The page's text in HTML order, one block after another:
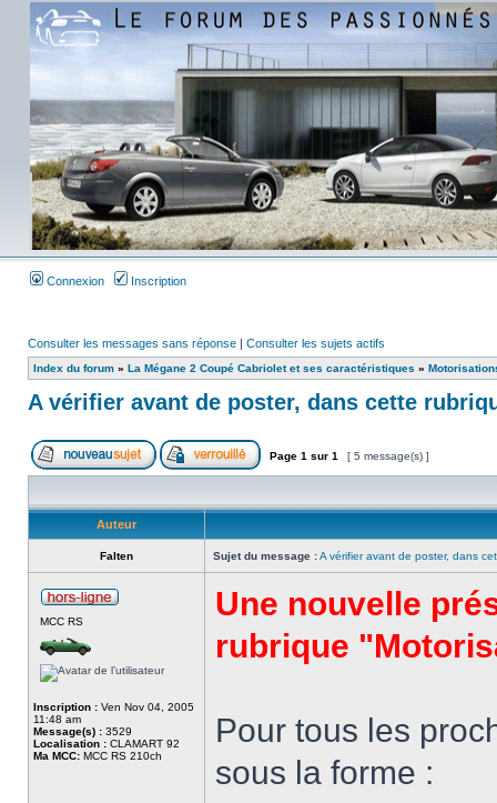
Connexion Inscription
Consulter les messages sans réponse | Consulter les sujets actifs
Index du forum » La Mégane 2 Coupé Cabriolet et ses caractéristiques »
A vérifier avant de poster, dans cette
Page 1 sur 1 [ 5 message(s) ]
Auteur
Falten Sujet du message :A vérifier avant de poster, dans
MCC RS
Inscription : Ven Nov 04, 2005
11:48 am
Message(s) : 3529
Localisation : CLAMART 92
Ma MCC: MCC RS 210ch
Une nouvelle
rubrique
Pour tous les
sous la forme :